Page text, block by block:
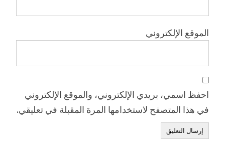
الموقع الإلكتروني
احفظ اسمي، بريدي الإلكتروني، والموقع الإلكتروني
في هذا المتصفح لاستخدامها المرة المقبلة في تعليقي.